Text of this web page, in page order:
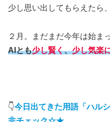
少し思い出してもらえたら
２月。まだまだ今年は始ま
AIとも少し賢く、少し気楽
👇今日出てきた用語「ハル